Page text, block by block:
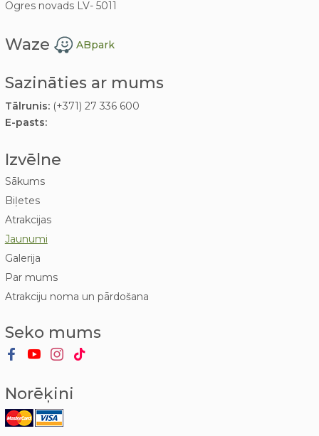
Ogres novads LV- 5011
Waze ABpark
Sazināties ar mums
Tālrunis:(+371) 27 336 600
E-pasts:
Izvēlne
Sākums
Biļetes
Atrakcijas
Jaunumi
Galerija
Par mums
Atrakciju noma un pārdošana
Seko mums
Norēķini